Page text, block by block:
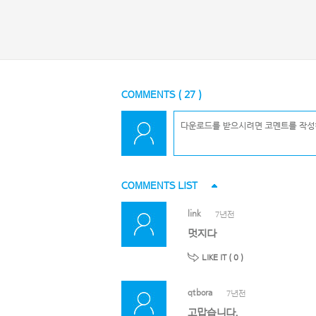
COMMENTS ( 27 )
COMMENTS LIST
link 7년전
멋지다
LIKE IT ( 0 )
qtbora 7년전
고맙습니다.